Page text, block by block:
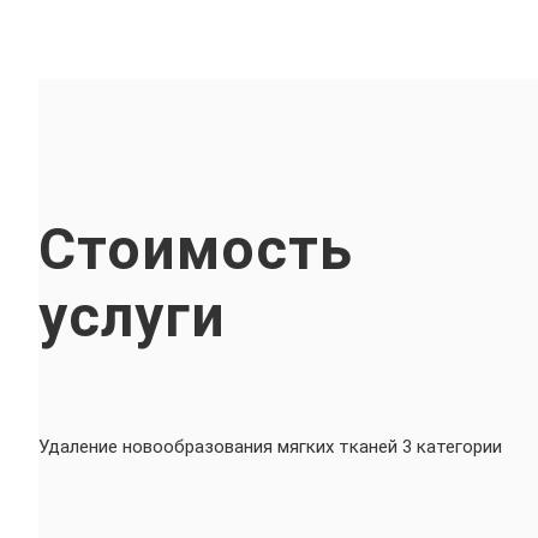
Стоимость
услуги
Удаление новообразования мягких тканей 3 категории